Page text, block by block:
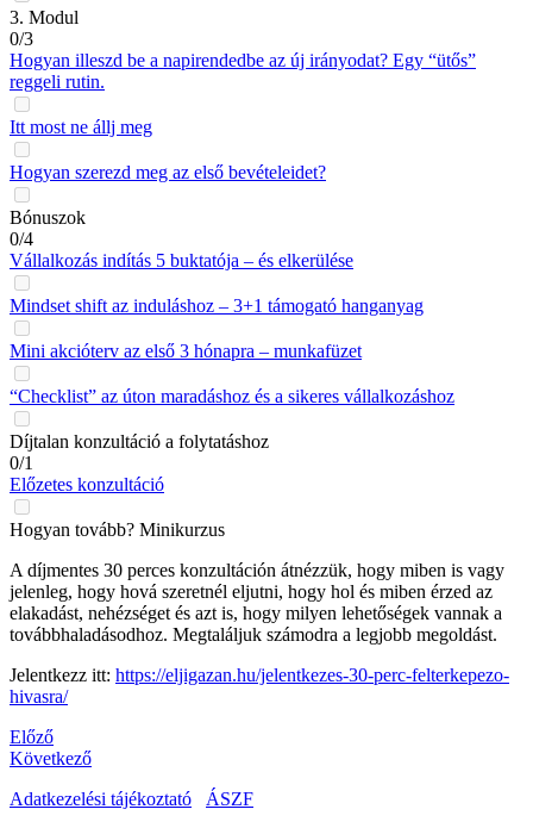
3. Modul
0/3
Hogyan illeszd be a napirendedbe az új irányodat? Egy “ütős”
reggeli rutin.
Itt most ne állj meg
Hogyan szerezd meg az első bevételeidet?
Bónuszok
0/4
Vállalkozás indítás 5 buktatója – és elkerülése
Mindset shift az induláshoz – 3+1 támogató hanganyag
Mini akcióterv az első 3 hónapra – munkafüzet
“Checklist” az úton maradáshoz és a sikeres vállalkozáshoz
Díjtalan konzultáció a folytatáshoz
0/1
Előzetes konzultáció
Hogyan tovább? Minikurzus
A díjmentes 30 perces konzultáción átnézzük, hogy miben is vagy
jelenleg, hogy hová szeretnél eljutni, hogy hol és miben érzed az
elakadást, nehézséget és azt is, hogy milyen lehetőségek vannak a
továbbhaladásodhoz. Megtaláljuk számodra a legjobb megoldást.
Jelentkezz itt: https://eljigazan.hu/jelentkezes-30-perc-felterkepezo-
hivasra/
Előző
Következő
Adatkezelési tájékoztató
ÁSZF